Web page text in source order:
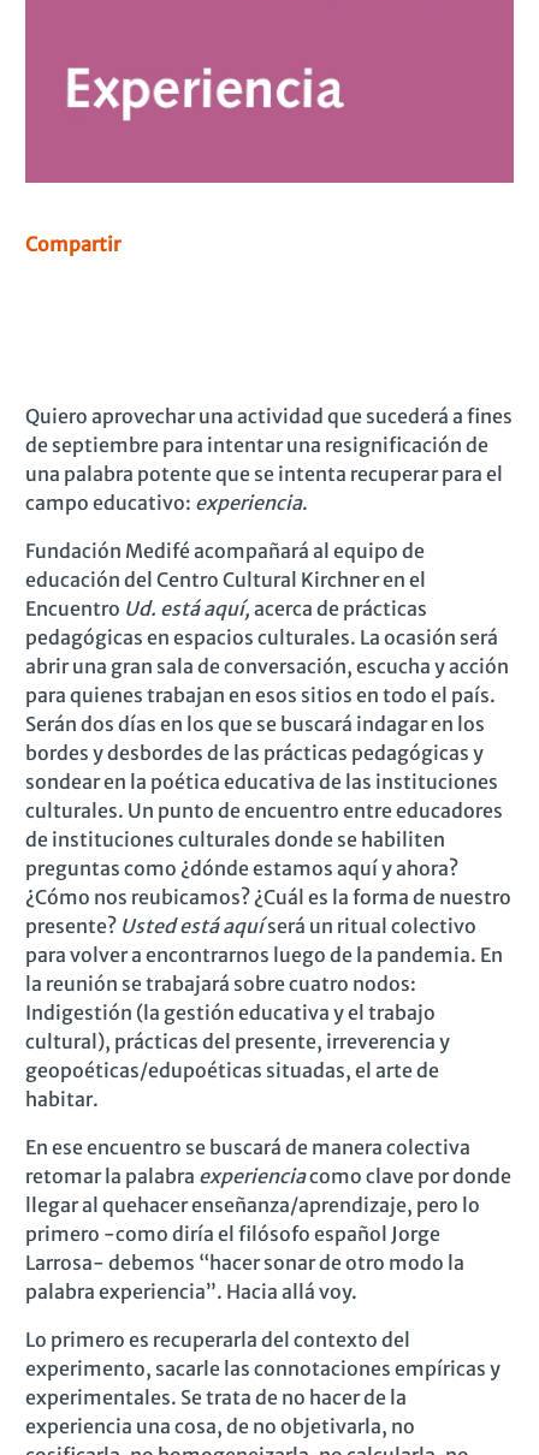
Compartir
Quiero aprovechar una actividad que sucederá a fines
de septiembre para intentar una resignificación de
una palabra potente que se intenta recuperar para el
campo educativo: experiencia.
Fundación Medifé acompañará al equipo de
educación del Centro Cultural Kirchner en el
Encuentro Ud. está aquí, acerca de prácticas
pedagógicas en espacios culturales. La ocasión será
abrir una gran sala de conversación, escucha y acción
para quienes trabajan en esos sitios en todo el país.
Serán dos días en los que se buscará indagar en los
bordes y desbordes de las prácticas pedagógicas y
sondear en la poética educativa de las instituciones
culturales. Un punto de encuentro entre educadores
de instituciones culturales donde se habiliten
preguntas como ¿dónde estamos aquí y ahora?
¿Cómo nos reubicamos? ¿Cuál es la forma de nuestro
presente? Usted está aquíserá un ritual colectivo
para volver a encontrarnos luego de la pandemia. En
la reunión se trabajará sobre cuatro nodos:
Indigestión (la gestión educativa y el trabajo
cultural), prácticas del presente, irreverencia y
geopoéticas/edupoéticas situadas, el arte de
habitar.
En ese encuentro se buscará de manera colectiva
retomar la palabra experienciacomo clave por donde
llegar al quehacer enseñanza/aprendizaje, pero lo
primero -como diría el filósofo español Jorge
Larrosa- debemos “hacer sonar de otro modo la
palabra experiencia”. Hacia allá voy.
Lo primero es recuperarla del contexto del
experimento, sacarle las connotaciones empíricas y
experimentales. Se trata de no hacer de la
experiencia una cosa, de no objetivarla, no